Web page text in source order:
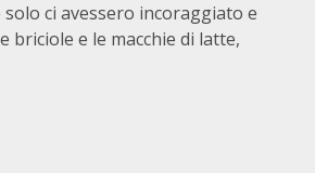
ci avessero incoraggiato e
briciole e le macchie di latte,